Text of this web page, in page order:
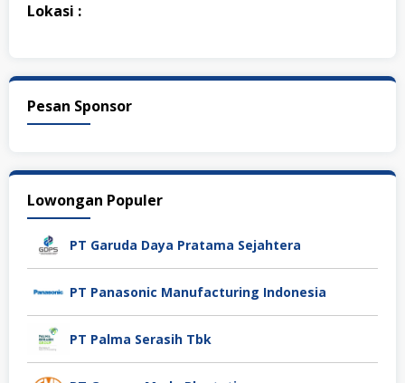
Lokasi :
Pesan Sponsor
Lowongan Populer
PT Garuda Daya Pratama Sejahtera
PT Panasonic Manufacturing Indonesia
PT Palma Serasih Tbk